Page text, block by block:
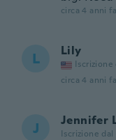
circa 4 anni fa
L Lily
Iscrizione
circa 4 anni fa
J Jennifer
Iscrizione dal